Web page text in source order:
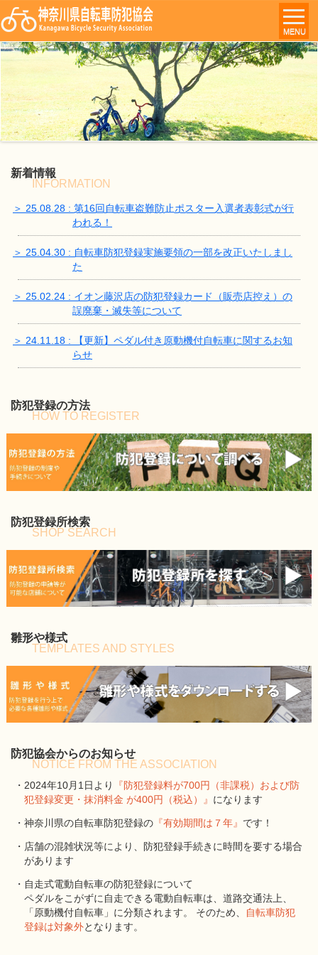
MENU
新着情報
INFORMATION
＞ 25.08.28 : 第16回自転車盗難防止ポスター入選者表彰式が行
われる！
＞ 25.04.30 : 自転車防犯登録実施要領の一部を改正いたしまし
た
＞ 25.02.24 : イオン藤沢店の防犯登録カード（販売店控え）の
誤廃棄・滅失等について
＞ 24.11.18 : 【更新】ペダル付き原動機付自転車に関するお知
らせ
防犯登録の方法
HOW TO REGISTER
防犯登録所検索
SHOP SEARCH
雛形や様式
TEMPLATES AND STYLES
防犯協会からのお知らせ
NOTICE FROM THE ASSOCIATION
・2024年10月1日より
『防犯登録料が700円（非課税）および防
犯登録変更・抹消料金 が400円（税込）』 になります
・神奈川県の自転車防犯登録の 『有効期間は７年』 です！
・店舗の混雑状況等により、防犯登録手続きに時間を要する場合
があります
・自走式電動自転車の防犯登録について
ペダルをこがずに自走できる電動自転車は、道路交通法上、
「原動機付自転車」に分類されます。 そのため、
自転車防犯
登録は対象外となります。